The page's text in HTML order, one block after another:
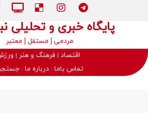
پایگاه خبری و تحلیلی
مردمی مستقل
معتبر
اقتصاد
فرهنگ و هنر
تماس باما درباره ما